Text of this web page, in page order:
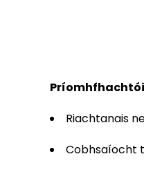
Riachtanais
Cobhsaíocht